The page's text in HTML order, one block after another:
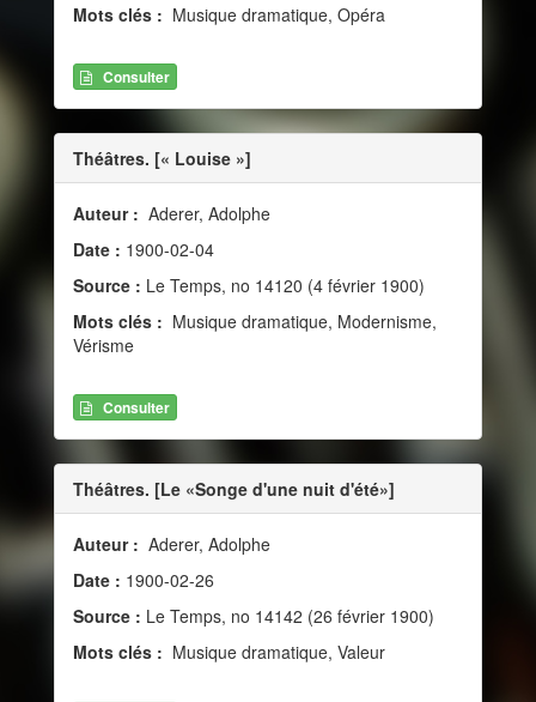
Mots clés : Musique dramatique, Opéra
Consulter
Théâtres. [« Louise »]
Auteur : Aderer, Adolphe
Date : 1900-02-04
Source : Le Temps, no 14120 (4 février 1900)
Mots clés : Musique dramatique, Modernisme,
Vérisme
Consulter
Théâtres. [Le «Songe d'une nuit d'été»]
Auteur : Aderer, Adolphe
Date : 1900-02-26
Source : Le Temps, no 14142 (26 février 1900)
Mots clés : Musique dramatique, Valeur